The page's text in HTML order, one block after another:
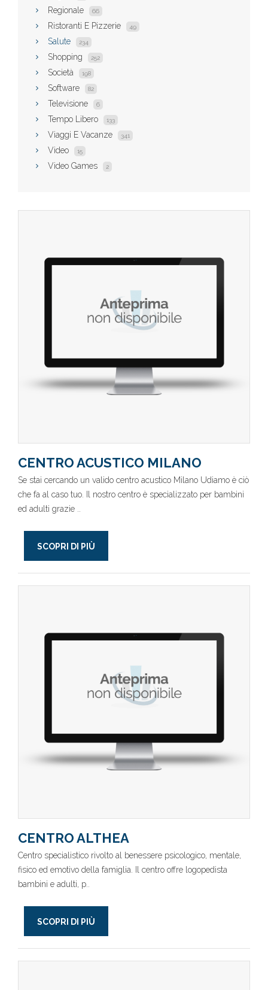
Regionale 66
Ristoranti E Pizzerie 49
Salute 234
Shopping 252
Società 198
Software 82
Televisione 6
Tempo Libero 133
Viaggi E Vacanze 341
Video 15
Video Games 2
CENTRO ACUSTICO MILANO
Se stai cercando un valido centro acustico Milano Udiamo è ciò
che fa al caso tuo. Il nostro centro è specializzato per bambini
ed adulti grazie ..
SCOPRI DI PIÙ
CENTRO ALTHEA
Centro specialistico rivolto al benessere psicologico, mentale,
fisico ed emotivo della famiglia. Il centro offre logopedista
bambini e adulti, p..
SCOPRI DI PIÙ